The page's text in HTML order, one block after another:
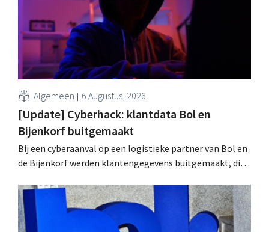
Algemeen 6 Augustus, 2026
[Update] Cyberhack: klantdata Bol en
Bijenkorf buitgemaakt
Bij een cyberaanval op een logistieke partner van Bol en
de Bijenkorf werden klantengegevens buitgemaakt, die
De retailers roepen klanten op alert te zijn voor
phishing.